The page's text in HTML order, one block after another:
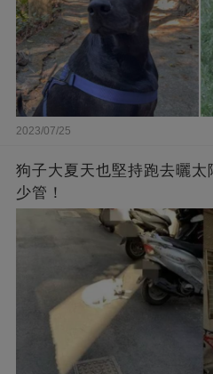
2023/07/25
狗子大夏天也堅持跑去曬
少管！